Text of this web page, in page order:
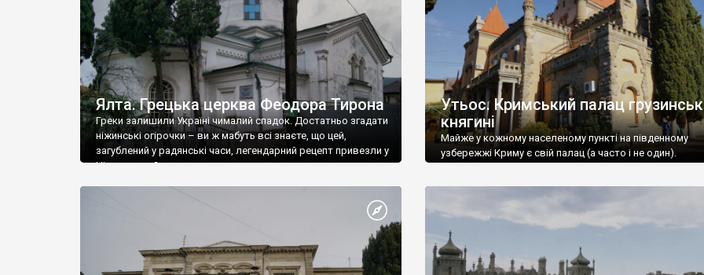
Ялта. Грецька церква Феодора Тирона
Греки залишили Україні чималий спадок. Достатньо згадати
ніжинські огірочки – ви ж мабуть всі знаєте, що цей,
загублений у радянські часи, легендарний рецепт привезли у
Ніжин греки?
Утьос. Кримський палац
княгині
Майже у кожному населеному пункті на південному
узбережжі Криму є свій палац (а часто і не один).